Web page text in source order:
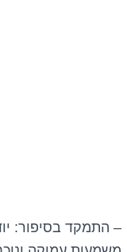
– התמקד בסיפור: